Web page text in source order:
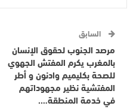
السابق
مرصد الجنوب لحقوق الإنسان
بالمغرب يكرم المفتش الجهوي
للصحة بكليميم وادنون و أطر
المفتشية نظير مجهوداتهم
في خدمة المنطقة….